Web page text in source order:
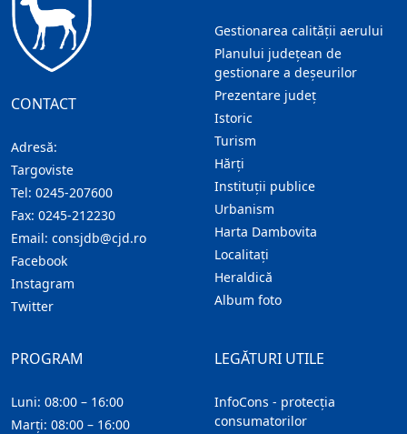
CONTACT
Adresă:
Targoviste
Tel: 0245-207600
Fax: 0245-212230
Email: consjdb@cjd.ro
Facebook
Instagram
Twitter
Gestionarea calității aerului
Planului județean de
gestionare a deșeurilor
Prezentare judeţ
Istoric
Turism
Hărţi
Instituţii publice
Urbanism
Harta Dambovita
Localitaţi
Heraldică
Album foto
LEGĂTURI UTILE
InfoCons - protecția
consumatorilor
PROGRAM
Luni: 08:00 – 16:00
Marți: 08:00 – 16:00